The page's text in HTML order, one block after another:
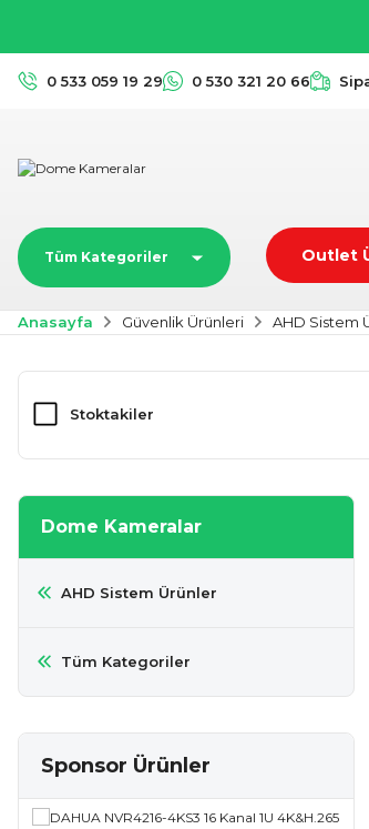
0 533 059 19 29 0 530 321 20 66
Tüm Kategoriler Outlet
Anasayfa Güvenlik Ürünleri AHD Sistem
Stoktakiler
Dome Kameralar
AHD Sistem Ürünler
Tüm Kategoriler
Sponsor Ürünler